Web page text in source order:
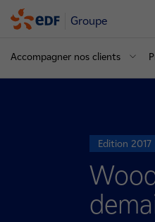
Groupe
Accompagner nos clients
Edition 2017